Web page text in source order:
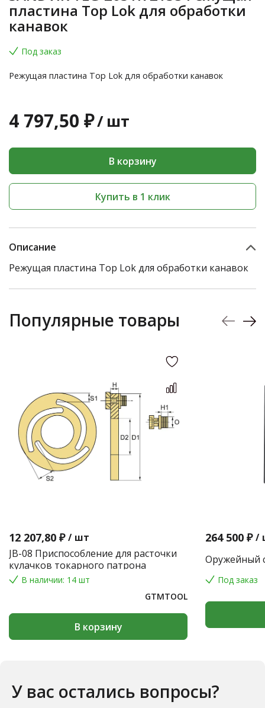
пластина Top Lok для обработки
канавок
Под заказ
Режущая пластина Top Lok для обработки канавок
4 797,50 ₽/ шт
В корзину
Купить в 1 клик
Описание
Режущая пластина Top Lok для обработки канавок
Популярные товары
12 207,80 ₽ / шт
JB-08 Приспособление для расточки
кулачков токарного патрона
В наличии: 14 шт
GTMTOOL
В корзину
264 500 ₽ /
Оружейный
Под заказ
У вас остались вопросы?